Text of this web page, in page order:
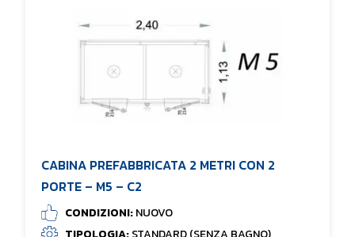
CABINA PREFABBRICATA 2 METRI CON 2
PORTE – M5 – C2
CONDIZIONI:NUOVO